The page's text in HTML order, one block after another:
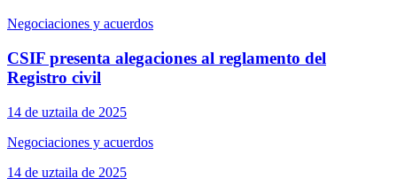
Negociaciones y acuerdos
CSIF presenta alegaciones al reglamento del
Registro civil
14 de uztaila de 2025
Negociaciones y acuerdos
14 de uztaila de 2025